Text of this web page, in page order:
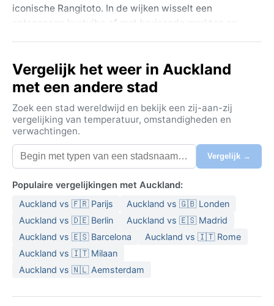
iconische Rangitoto. In de wijken wisselt een
ontspannen kustvibe af met bruisende markten en
Golf van Hauraki en de groene heuvels van het
achterland nooit ver weg.
Het klimaat in Auckland is volgens Köppen een
gematigd zeeklimaat (Cfb), met milde temperaturen
het hele jaar door. De zomers (december tot februari)
zijn aangenaam warm, met gemiddelde maxima rond
23°C, maar niet overdreven heet. De winters (juni tot
temperaturen rond 14°C. Neerslag valt het hele jaar
verspreid, zonder echt droog seizoen, en de
luchtvochtigheid is vaak hoog. De beste paklijst
omvat lichte kleding voor de zomer, een warme trui
voor de avonden, en altijd een waterdicht jack –
regen kan plots opsteken.
weer is het late voorjaar (november) of de vroege
Vergelijk het weer in Auckland
met een andere stad
Zoek een stad wereldwijd en bekijk een zij-aan-zij
vergelijking van temperatuur, omstandigheden en
verwachtingen.
Vergelijk →
Populaire vergelijkingen met Auckland:
Auckland vs 🇫🇷 Parijs
Auckland vs 🇬🇧 Londen
Auckland vs 🇩🇪 Berlin
Auckland vs 🇪🇸 Madrid
Auckland vs 🇪🇸 Barcelona
Auckland vs 🇮🇹 Rome
Auckland vs 🇮🇹 Milaan
Auckland vs 🇳🇱 Aemsterdam